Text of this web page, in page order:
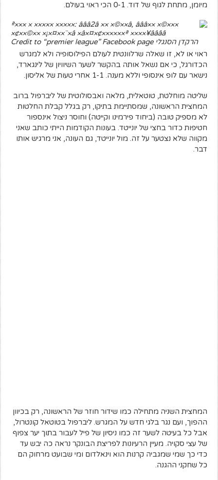
מיומן, מתחת לגוף של דוד. 0-1 הכי ראוי בעולם.
הרקדן הסנגלי Credit to “premier league” Facebook page
ראוי או לא, זו שאלה שרלוונטית לעולם הפילוסופיה ולא למגרש
הכדורגל, כי אם נשאל אותה בהקשר לשער השיוויון של לינגארד,
נישאר עם לופ אינסופי וללא מענה. 1-1 אחרי טעות של אליסון.
שליטה מוחלטת, טוטאלית, מלאה ואבסולוטית של ליברפול ברוב
המחצית הראשונה, שמסתיימת בתיקו, רק בגלל קבלת החלטות
לא מספיק טובה (ביחוד פירמינו וקייטה) וחוסר ניצול אינספור
חטיפות כדור בחצי של יונייטד. בעונות הקודמות הייתי כותב שאני
מקווה שלא נצטער על זה. מול יונייטד, גם העונה, אני מרגיש אותו
דבר.
המחצית השניה מתחילה כמו שידור חוזר של הראשונה, רק בכיוון
ההפוך, ועם נגר בלגי חדש על המגרש. ליברפול בטוטאל קונטרול,
אבל כל בעיטה לשער זה כמו ניסיון של פיל לעבור בתוך יער צפוף
של עצי סקויה. מעיין הרעיונות לפריצת הבונקר נראה כה יבש עד
כדי כך שמי שמגביה קרנות הוא וינאלדום ומי שבועט מרחוק הם
כל שחקני ההגנה.